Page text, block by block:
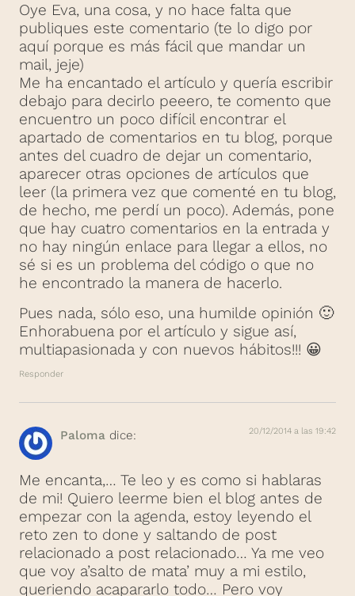
Oye Eva, una cosa, y no hace falta que
publiques este comentario (te lo digo por
aquí porque es más fácil que mandar un
mail, jeje)
Me ha encantado el artículo y quería escribir
debajo para decirlo peeero, te comento que
encuentro un poco difícil encontrar el
apartado de comentarios en tu blog, porque
antes del cuadro de dejar un comentario,
aparecer otras opciones de artículos que
leer (la primera vez que comenté en tu blog,
de hecho, me perdí un poco). Además, pone
que hay cuatro comentarios en la entrada y
no hay ningún enlace para llegar a ellos, no
sé si es un problema del código o que no
he encontrado la manera de hacerlo.
Pues nada, sólo eso, una humilde opinión 🙂
Enhorabuena por el artículo y sigue así,
multiapasionada y con nuevos hábitos!!! 😀
Responder
Paloma dice: 20/12/2014 a las 19:42
Me encanta,… Te leo y es como si hablaras
de mi! Quiero leerme bien el blog antes de
empezar con la agenda, estoy leyendo el
reto zen to done y saltando de post
relacionado a post relacionado… Ya me veo
que voy a’salto de mata’ muy a mi estilo,
queriendo acapararlo todo… Pero voy